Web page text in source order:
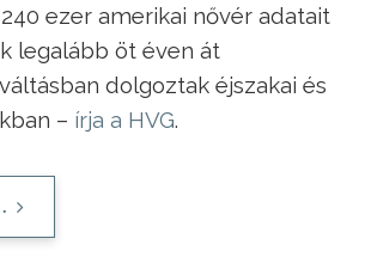
ezer amerikai nővér adatait
legalább öt éven át
dolgoztak éjszakai és
– írja a HVG.